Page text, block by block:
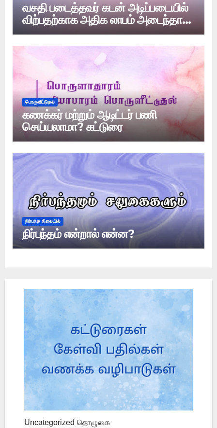
வசதி படைத்தவர் கடன் அடிப்படையில்
விற்பதற்காக அதிக லாபம் அடைந்தால்
அது வட்டியா?
பொருளீட்டுதல்
கணக்கர் மற்றும் ஆடிட்டர் பணி
செய்யலாமா? கட்டுரை
நிர்பந்த நிலையில்
நிர்பந்தம் என்றால் என்ன?
Uncategorized தொழுகை